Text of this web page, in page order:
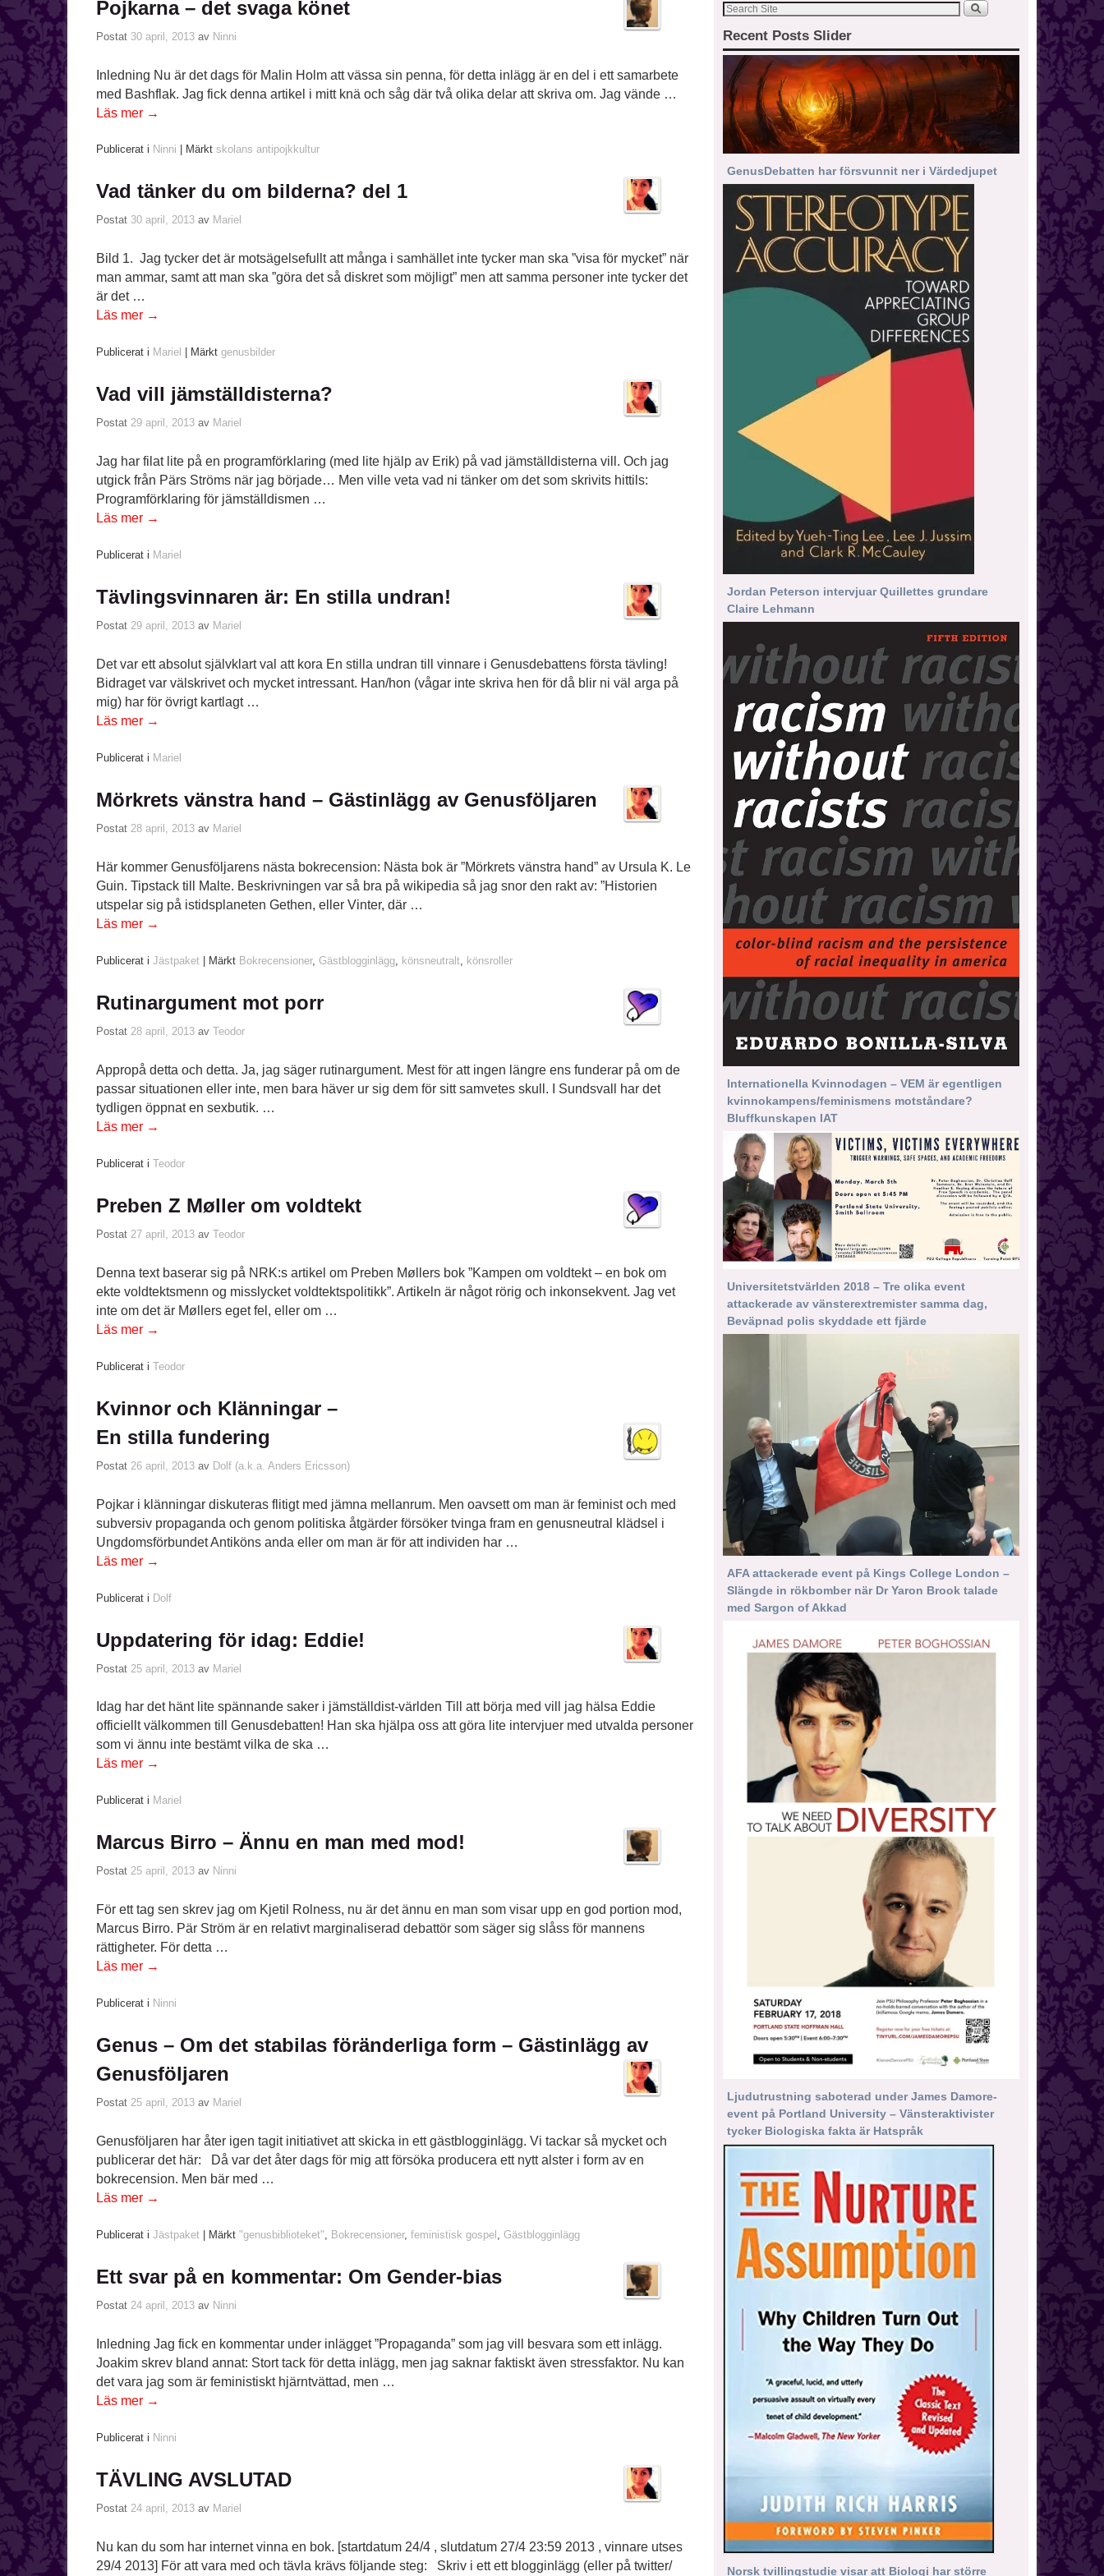
Pojkarna – det svaga könet
Postat 30 april, 2013 av Ninni
Inledning Nu är det dags för Malin Holm att vässa sin penna, för detta inlägg är en del i ett samarbete
med Bashflak. Jag fick denna artikel i mitt knä och såg där två olika delar att skriva om. Jag vände …
Läs mer →
Publicerat i Ninni Märkt skolans antipojkkultur
Vad tänker du om bilderna? del 1
Postat 30 april, 2013 av Mariel
Bild 1. Jag tycker det är motsägelsefullt att många i samhället inte tycker man ska ”visa för mycket” när
man ammar, samt att man ska ”göra det så diskret som möjligt” men att samma personer inte tycker det
är det …
Läs mer →
Publicerat i Mariel Märkt genusbilder
Vad vill jämställdisterna?
Postat 29 april, 2013 av Mariel
Jag har filat lite på en programförklaring (med lite hjälp av Erik) på vad jämställdisterna vill. Och jag
utgick från Pärs Ströms när jag började… Men ville veta vad ni tänker om det som skrivits hittils:
Programförklaring för jämställdismen …
Läs mer →
Publicerat i Mariel
Tävlingsvinnaren är: En stilla undran!
Postat 29 april, 2013 av Mariel
Det var ett absolut självklart val att kora En stilla undran till vinnare i Genusdebattens första tävling!
Bidraget var välskrivet och mycket intressant. Han/hon (vågar inte skriva hen för då blir ni väl arga på
mig) har för övrigt kartlagt …
Läs mer →
Publicerat i Mariel
Mörkrets vänstra hand – Gästinlägg av Genusföljaren
Postat 28 april, 2013 av Mariel
Här kommer Genusföljarens nästa bokrecension: Nästa bok är ”Mörkrets vänstra hand” av Ursula K. Le
Guin. Tipstack till Malte. Beskrivningen var så bra på wikipedia så jag snor den rakt av: ”Historien
utspelar sig på istidsplaneten Gethen, eller Vinter, där …
Läs mer →
Publicerat i Jästpaket Märkt Bokrecensioner, Gästblogginlägg könsneutralt könsroller
Rutinargument mot porr
Postat 28 april, 2013 av Teodor
Appropå detta och detta. Ja, jag säger rutinargument. Mest för att ingen längre ens funderar på om de
passar situationen eller inte, men bara häver ur sig dem för sitt samvetes skull. I Sundsvall har det
tydligen öppnat en sexbutik. …
Läs mer →
Publicerat i Teodor
Preben Z Møller om voldtekt
Postat 27 april, 2013 av Teodor
Denna text baserar sig på NRK:s artikel om Preben Møllers bok ”Kampen om voldtekt – en bok om
ekte voldtektsmenn og misslycket voldtektspolitikk”. Artikeln är något rörig och inkonsekvent. Jag vet
inte om det är Møllers eget fel, eller om …
Läs mer →
Publicerat i Teodor
Kvinnor och Klänningar –
En stilla fundering
Postat 26 april, 2013 av Dolf (a.k.a. Anders Ericsson)
Pojkar i klänningar diskuteras flitigt med jämna mellanrum. Men oavsett om man är feminist och med
subversiv propaganda och genom politiska åtgärder försöker tvinga fram en genusneutral klädsel i
Ungdomsförbundet Antiköns anda eller om man är för att individen har …
Läs mer →
Publicerat i Dolf
Uppdatering för idag: Eddie!
Postat 25 april, 2013 av Mariel
Idag har det hänt lite spännande saker i jämställdist-världen Till att börja med vill jag hälsa Eddie
officiellt välkommen till Genusdebatten! Han ska hjälpa oss att göra lite intervjuer med utvalda personer
som vi ännu inte bestämt vilka de ska …
Läs mer →
Publicerat i Mariel
Marcus Birro – Ännu en man med mod!
Postat 25 april, 2013 av Ninni
För ett tag sen skrev jag om Kjetil Rolness, nu är det ännu en man som visar upp en god portion mod,
Marcus Birro. Pär Ström är en relativt marginaliserad debattör som säger sig slåss för mannens
rättigheter. För detta …
Läs mer →
Publicerat i Ninni
Genus – Om det stabilas föränderliga form – Gästinlägg av
Genusföljaren
Postat 25 april, 2013 av Mariel
Genusföljaren har åter igen tagit initiativet att skicka in ett gästblogginlägg. Vi tackar så mycket och
publicerar det här: Då var det åter dags för mig att försöka producera ett nytt alster i form av en
bokrecension. Men bär med …
Läs mer →
Publicerat i Jästpaket Märkt "genusbiblioteket", Bokrecensioner, feministisk gospel , Gästblogginlägg
Ett svar på en kommentar: Om Gender-bias
Postat 24 april, 2013 av Ninni
Inledning Jag fick en kommentar under inlägget ”Propaganda” som jag vill besvara som ett inlägg.
Joakim skrev bland annat: Stort tack för detta inlägg, men jag saknar faktiskt även stressfaktor. Nu kan
det vara jag som är feministiskt hjärntvättad, men …
Läs mer →
Publicerat i Ninni
TÄVLING AVSLUTAD
Postat 24 april, 2013 av Mariel
Nu kan du som har internet vinna en bok. [startdatum 24/4 , slutdatum 27/4 23:59 2013 , vinnare utses
29/4 2013] För att vara med och tävla krävs följande steg: Skriv i ett ett blogginlägg (eller på twitter/
Recent Posts Slider
GenusDebatten har försvunnit ner i Värdedjupet
Jordan Peterson intervjuar Quillettes grundare
Claire Lehmann
Internationella Kvinnodagen – VEM är egentligen
kvinnokampens/feminismens motståndare?
Bluffkunskapen IAT
Universitetstvärlden 2018 – Tre olika event
attackerade av vänsterextremister samma dag,
Beväpnad polis skyddade ett fjärde
AFA attackerade event på Kings College London –
Slängde in rökbomber när Dr Yaron Brook talade
med Sargon of Akkad
Ljudutrustning saboterad under James Damore-
event på Portland University – Vänsteraktivister
tycker Biologiska fakta är Hatspråk
Norsk tvillingstudie visar att Biologi har större